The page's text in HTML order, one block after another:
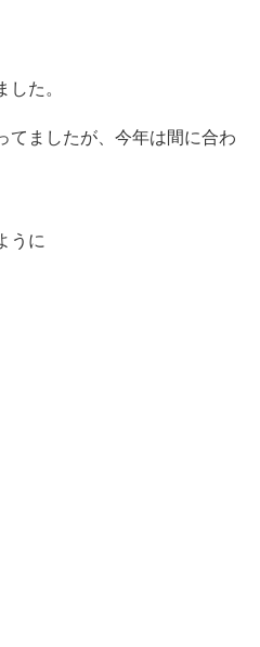
た。
てましたが、今年は間に合わ
うに